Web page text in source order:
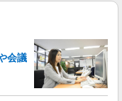
会議